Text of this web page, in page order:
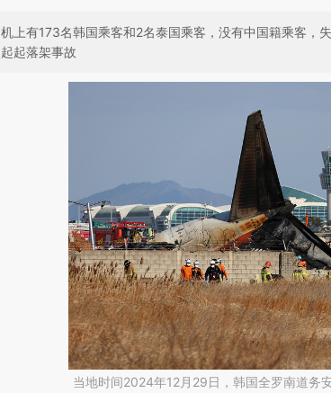
机上有173名韩国乘客和2名泰国乘客，没有中国籍乘客，
起起落架事故
当地时间2024年12月29日，韩国全罗南道务